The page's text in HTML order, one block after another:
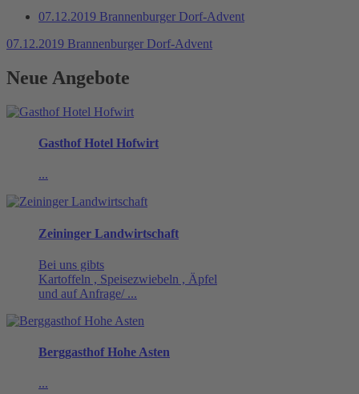
07.12.2019 Brannenburger Dorf-Advent
07.12.2019 Brannenburger Dorf-Advent
Neue Angebote
Gasthof Hotel Hofwirt
...
Zeininger Landwirtschaft
Bei uns gibts
Kartoffeln , Speisezwiebeln , Äpfel
und auf Anfrage/ ...
Berggasthof Hohe Asten
...